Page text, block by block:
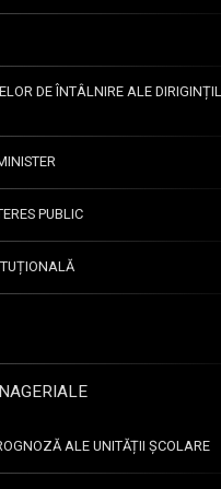
DE ÎNTÂLNIRE ALE
PUBLIC
ALE UNITĂȚII ȘCOLARE